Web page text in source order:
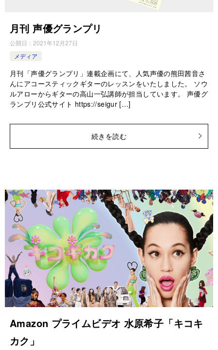
月刊 声優グランプリ
公開日： 2021年12月27日
メディア
月刊「声優グランプリ」連載企画にて、人気声優の熊田茜音さ
んにアコースティックギターのレッスンをいたしました。 ソウ
ルアローからギターの高山一弘講師が担当しています。 声優グ
ランプリ公式サイト https://seigur […]
続きを読む
Amazon プライムビデオ 水原希子「キコキ
カク」